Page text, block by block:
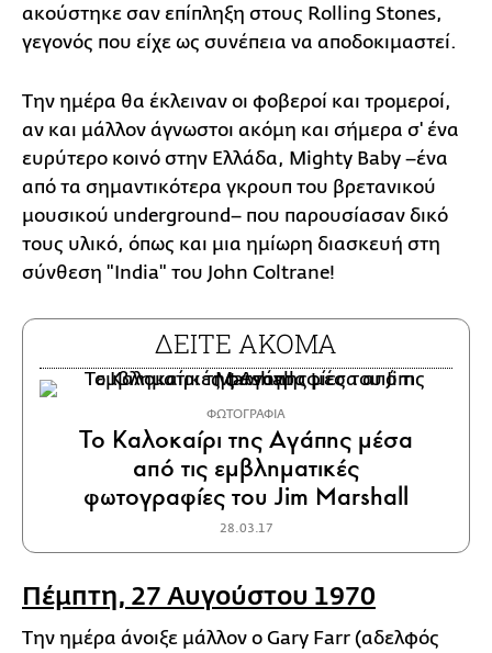
ακούστηκε σαν επίπληξη στους Rolling Stones,
γεγονός που είχε ως συνέπεια να αποδοκιμαστεί.
Την ημέρα θα έκλειναν οι φοβεροί και τρομεροί,
αν και μάλλον άγνωστοι ακόμη και σήμερα σ' ένα
ευρύτερο κοινό στην Ελλάδα, Mighty Baby –ένα
από τα σημαντικότερα γκρουπ του βρετανικού
μουσικού underground– που παρουσίασαν δικό
τους υλικό, όπως και μια ημίωρη διασκευή στη
σύνθεση "India" του John Coltrane!
ΔΕΙΤΕ ΑΚΟΜΑ
ΦΩΤΟΓΡΑΦΙΑ
Το Kαλοκαίρι της Aγάπης μέσα
από τις εμβληματικές
φωτογραφίες του Jim Marshall
28.03.17
Πέμπτη, 27 Αυγούστου 1970
Την ημέρα άνοιξε μάλλον ο Gary Farr (αδελφός